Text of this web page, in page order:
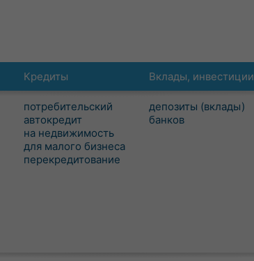
Кредиты
потребительский
автокредит
на недвижимость
для малого бизнеса
перекредитование
Вклады, инвестиции
депозиты (вклады)
банков